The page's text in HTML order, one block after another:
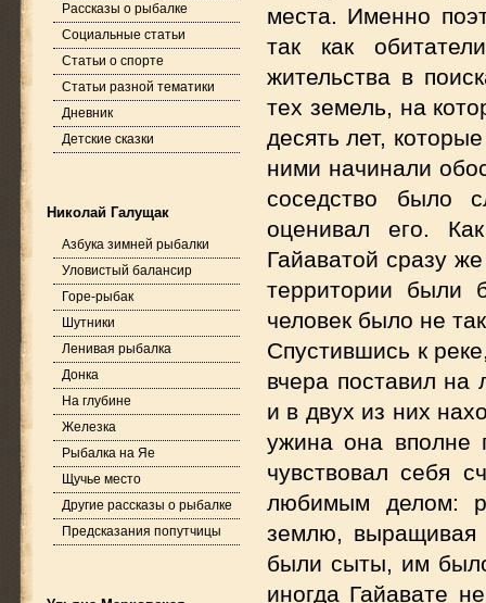
Рассказы о рыбалке
Социальные статьи
Статьи о спорте
Статьи разной тематики
Дневник
Детские сказки
Николай Галущак
Азбука зимней рыбалки
Уловистый балансир
Горе-рыбак
Шутники
Ленивая рыбалка
Донка
На глубине
Железка
Рыбалка на Яе
Щучье место
Другие рассказы о рыбалке
Предсказания попутчицы
места. Именно
так как
жительства в
тех земель, на
десять лет,
ними начинали
соседство было
оценивал его.
Гайаватой сразу
территории были
человек было не
Спустившись к
вчера поставил на
и в двух из них
ужина она вполне
чувствовал себя
любимым делом:
землю, выращивая
были сыты, им
иногда Гайавате